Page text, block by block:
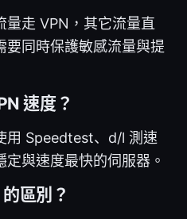
走 VPN，其它流量直
要同時保護敏感流量與提
速度？
用 Speedtest、d/l 測速
與速度最快的伺服器。
區別？